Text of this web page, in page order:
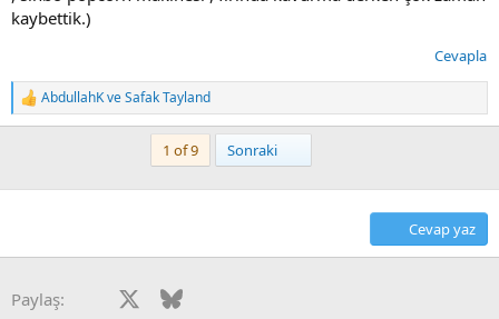
kaybettik.)
Cevapla
T
e
l
AbdullahKveSafak Tayland
1 of 9 Sonraki
Cevap yaz
Paylaş: Facebook Bluesky